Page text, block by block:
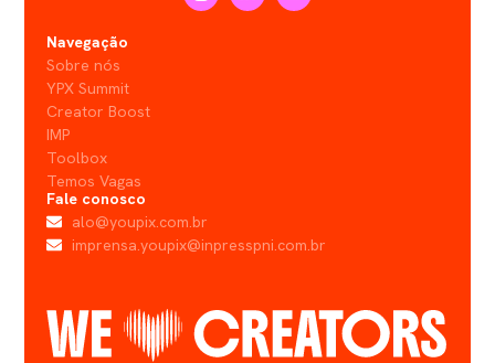
Navegação
Sobre nós
YPX Summit
Creator Boost
IMP
Toolbox
Temos Vagas
Fale conosco
alo@youpix.com.br
imprensa.youpix@inpresspni.com.br